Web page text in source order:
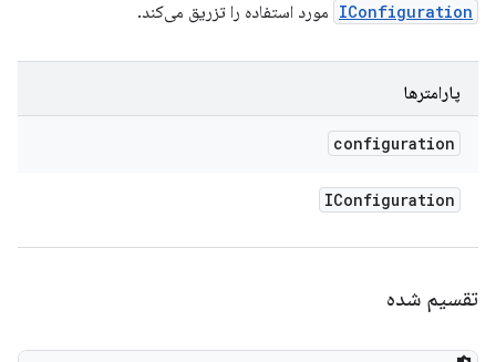
IConfiguration مورد استفاده را تزریق می‌کند.
پارامترها
configuration
IConfiguration
تقسیم شده